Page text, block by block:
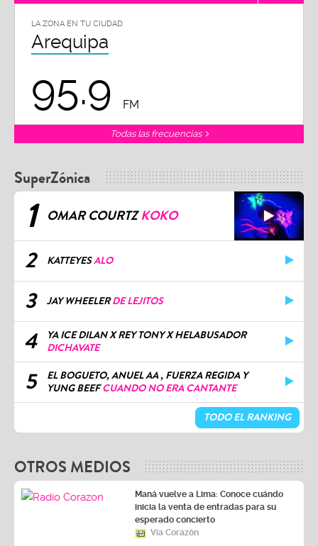
LA ZONA EN TU CIUDAD
Arequipa
95.9 FM
Todas las frecuencias
SuperZónica
1 OMAR COURTZKOKO
2 KATTEYESALO
3 JAY WHEELERDE LEJITOS
4
YA ICE DILAN X REY TONY X HELABUSADOR
DICHAVATE
5
EL BOGUETO, ANUEL AA , FUERZA REGIDA Y
YUNG BEEFCUANDO NO ERA CANTANTE
TODO EL RANKING
OTROS MEDIOS
Maná vuelve a Lima: Conoce cuándo
inicia la venta de entradas para su
esperado concierto
Vía Corazón